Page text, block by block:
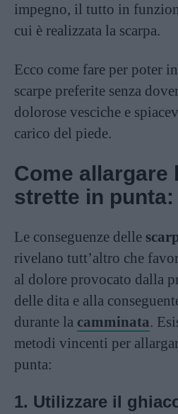
impegno, il tutto in
cui è realizzata la scarpa.
Ecco come fare per poter
scarpe preferite senza
dolorose vesciche e
carico del piede.
Come allargare
strette in
Le conseguenze delle
rivelano tutt’altro che
al dolore provocato dalla
delle dita e alla
durante la camminata.
metodi vincenti per
punta:
1. Utilizzare il